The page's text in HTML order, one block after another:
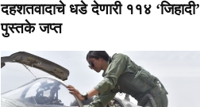
दहशतवादाचे धडे देणारी ११४ ‘जिहादी’
पुस्तके जप्त